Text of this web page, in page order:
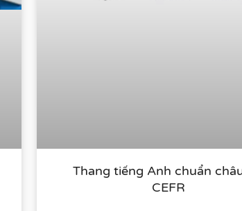
Thang tiếng Anh chuẩn
CEFR